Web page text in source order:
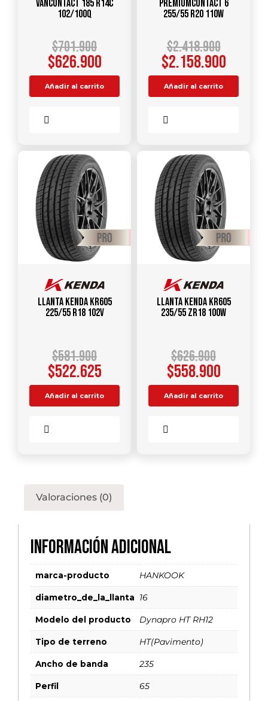
VANCONTACT 185 R14C
102/100Q
$701.900
$626.900
Añadir al carrito
PREMIUMCONTACT 6
255/55 R20 110W
$2.418.900
$2.158.900
Añadir al carrito
Llanta KENDA KR605
225/55 R18 102V
$581.900
$522.625
Añadir al carrito
Llanta KENDA KR605
235/55 ZR18 100W
$626.900
$558.900
Añadir al carrito
Valoraciones (0)
Información adicional
marca-producto HANKOOK
diametro_de_la_llanta 16
Modelo del producto Dynapro HT RH12
Tipo de terreno HT(Pavimento)
Ancho de banda 235
Perfil 65